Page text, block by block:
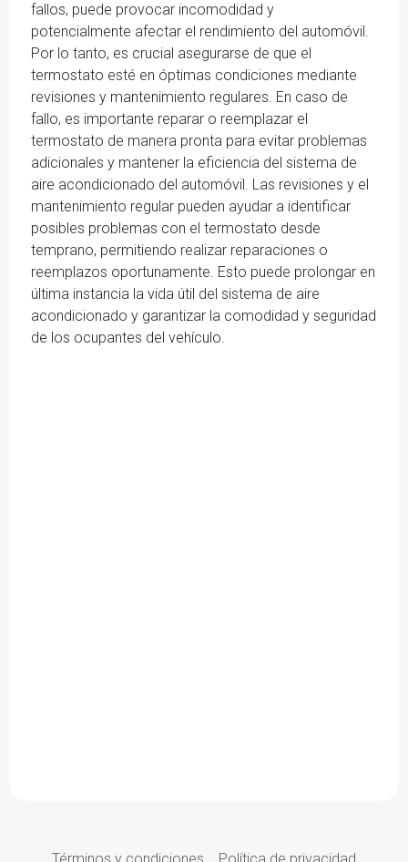
fallos, puede provocar incomodidad y
potencialmente afectar el rendimiento del automóvil.
Por lo tanto, es crucial asegurarse de que el
termostato esté en óptimas condiciones mediante
revisiones y mantenimiento regulares. En caso de
fallo, es importante reparar o reemplazar el
termostato de manera pronta para evitar problemas
adicionales y mantener la eficiencia del sistema de
aire acondicionado del automóvil. Las revisiones y el
mantenimiento regular pueden ayudar a identificar
posibles problemas con el termostato desde
temprano, permitiendo realizar reparaciones o
reemplazos oportunamente. Esto puede prolongar en
última instancia la vida útil del sistema de aire
acondicionado y garantizar la comodidad y seguridad
de los ocupantes del vehículo.